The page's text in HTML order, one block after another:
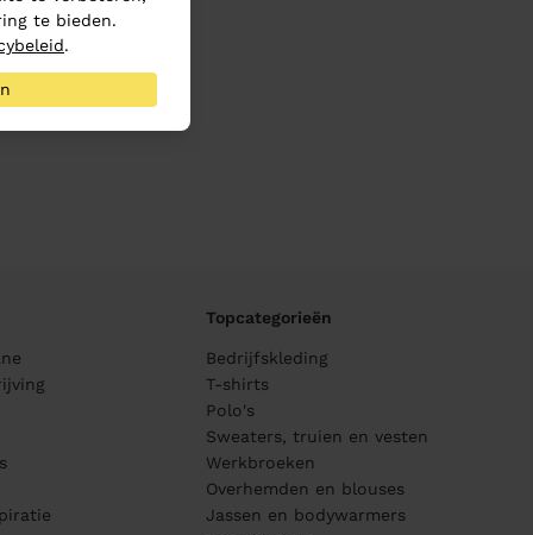
Topcategorieën
Bedrijfskleding
T-shirts
Polo's
Sweaters, truien en vesten
Werkbroeken
Overhemden en blouses
Jassen en bodywarmers
te bieden.
.